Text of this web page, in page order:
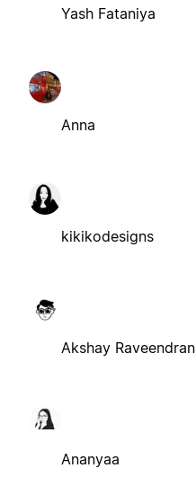
Yash Fataniya
Anna
kikikodesigns
Akshay Raveendran
Ananyaa